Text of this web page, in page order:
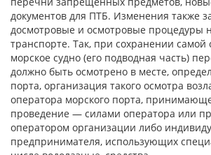
документов для ПТБ. Изменения также
досмотровые и осмотровые процедуры
транспорте. Так, при сохранении самой
морское судно (его подводная часть)
должно быть осмотрено в месте,
порта, организация такого осмотра
оператора морского порта,
проведение — силами оператора или
оператором организации либо
предпринимателя, использующих